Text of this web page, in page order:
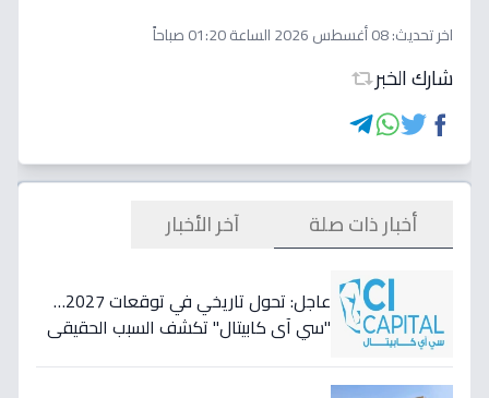
اخر تحديث:08 أغسطس 2026 الساعة 01:20 صباحاً
شارك الخبر
أخبار ذات صلة آخر الأخبار
عاجل: تحول تاريخي في توقعات 2027…
"سي آي كابيتال" تكشف السبب الحقيقي